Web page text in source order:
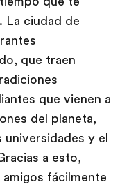
La ciudad de
que traen
que vienen a
del planeta,
y el
a esto,
fácilmente